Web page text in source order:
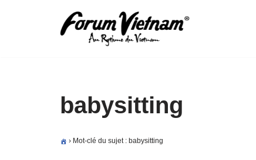
babysitting
› Mot-clé du sujet : babysitting